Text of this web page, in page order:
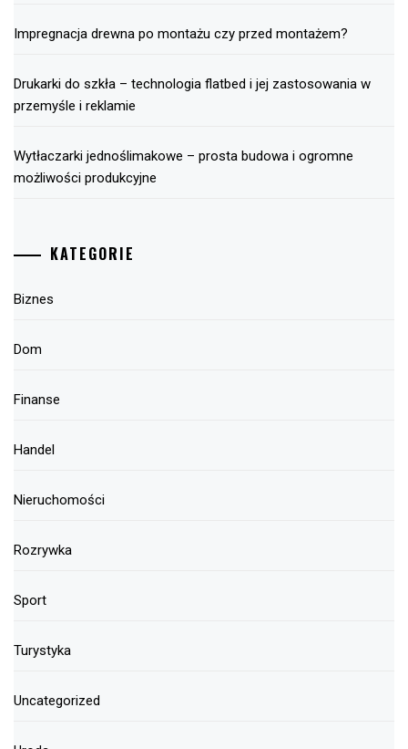
Impregnacja drewna po montażu czy przed montażem?
Drukarki do szkła – technologia flatbed i jej zastosowania w
przemyśle i reklamie
Wytłaczarki jednoślimakowe – prosta budowa i ogromne
możliwości produkcyjne
KATEGORIE
Biznes
Dom
Finanse
Handel
Nieruchomości
Rozrywka
Sport
Turystyka
Uncategorized